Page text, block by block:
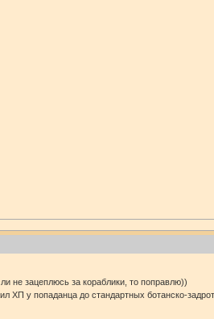
не зацеплюсь за кораблики, то поправлю))
ХП у попаданца до стандартных ботанско-